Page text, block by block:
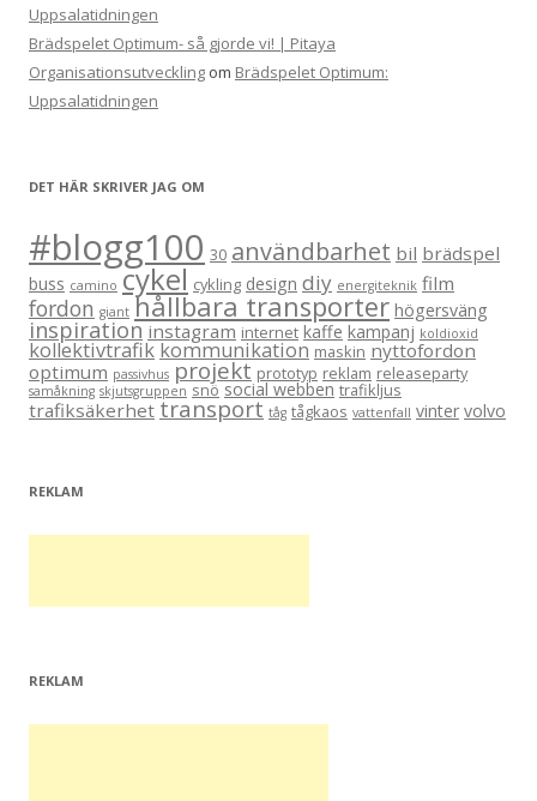
Uppsalatidningen
Brädspelet Optimum- så gjorde vi! | Pitaya
Organisationsutveckling om Brädspelet Optimum:
Uppsalatidningen
DET HÄR SKRIVER JAG OM
#blogg100 30 användbarhet bil brädspel
buss camino cykel cykling design diy energiteknik film
fordon giant hållbara transporter högersväng
inspiration instagram internet kaffe kampanj koldioxid
kollektivtrafik kommunikation maskin nyttofordon
optimum passivhus projekt prototyp reklam releaseparty
samåkning skjutsgruppen snö social webben trafikljus
trafiksäkerhet transport tåg tågkaos vattenfall vinter volvo
REKLAM
REKLAM